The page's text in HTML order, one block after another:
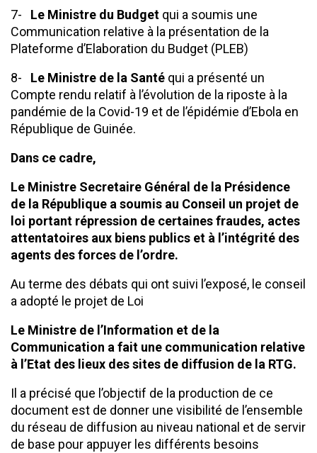
7- Le Ministre du Budget qui a soumis une
Communication relative à la présentation de la
Plateforme d’Elaboration du Budget (PLEB)
8- Le Ministre de la Santé qui a présenté un
Compte rendu relatif à l’évolution de la riposte à la
pandémie de la Covid-19 et de l’épidémie d’Ebola en
République de Guinée.
Dans ce cadre,
Le Ministre Secretaire Général de la Présidence
de la République a soumis au Conseil un projet de
loi portant répression de certaines fraudes, actes
attentatoires aux biens publics et à l’intégrité des
agents des forces de l’ordre.
Au terme des débats qui ont suivi l’exposé, le conseil
a adopté le projet de Loi
Le Ministre de l’Information et de la
Communication a fait une communication relative
à l’Etat des lieux des sites de diffusion de la RTG.
Il a précisé que l’objectif de la production de ce
document est de donner une visibilité de l’ensemble
du réseau de diffusion au niveau national et de servir
de base pour appuyer les différents besoins